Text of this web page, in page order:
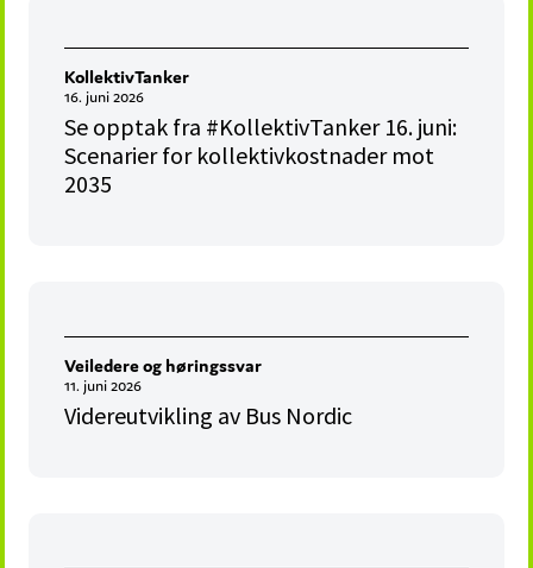
KollektivTanker
16. juni 2026
Se opptak fra #KollektivTanker 16. juni:
Scenarier for kollektivkostnader mot
2035
Veiledere og høringssvar
11. juni 2026
Videreutvikling av Bus Nordic